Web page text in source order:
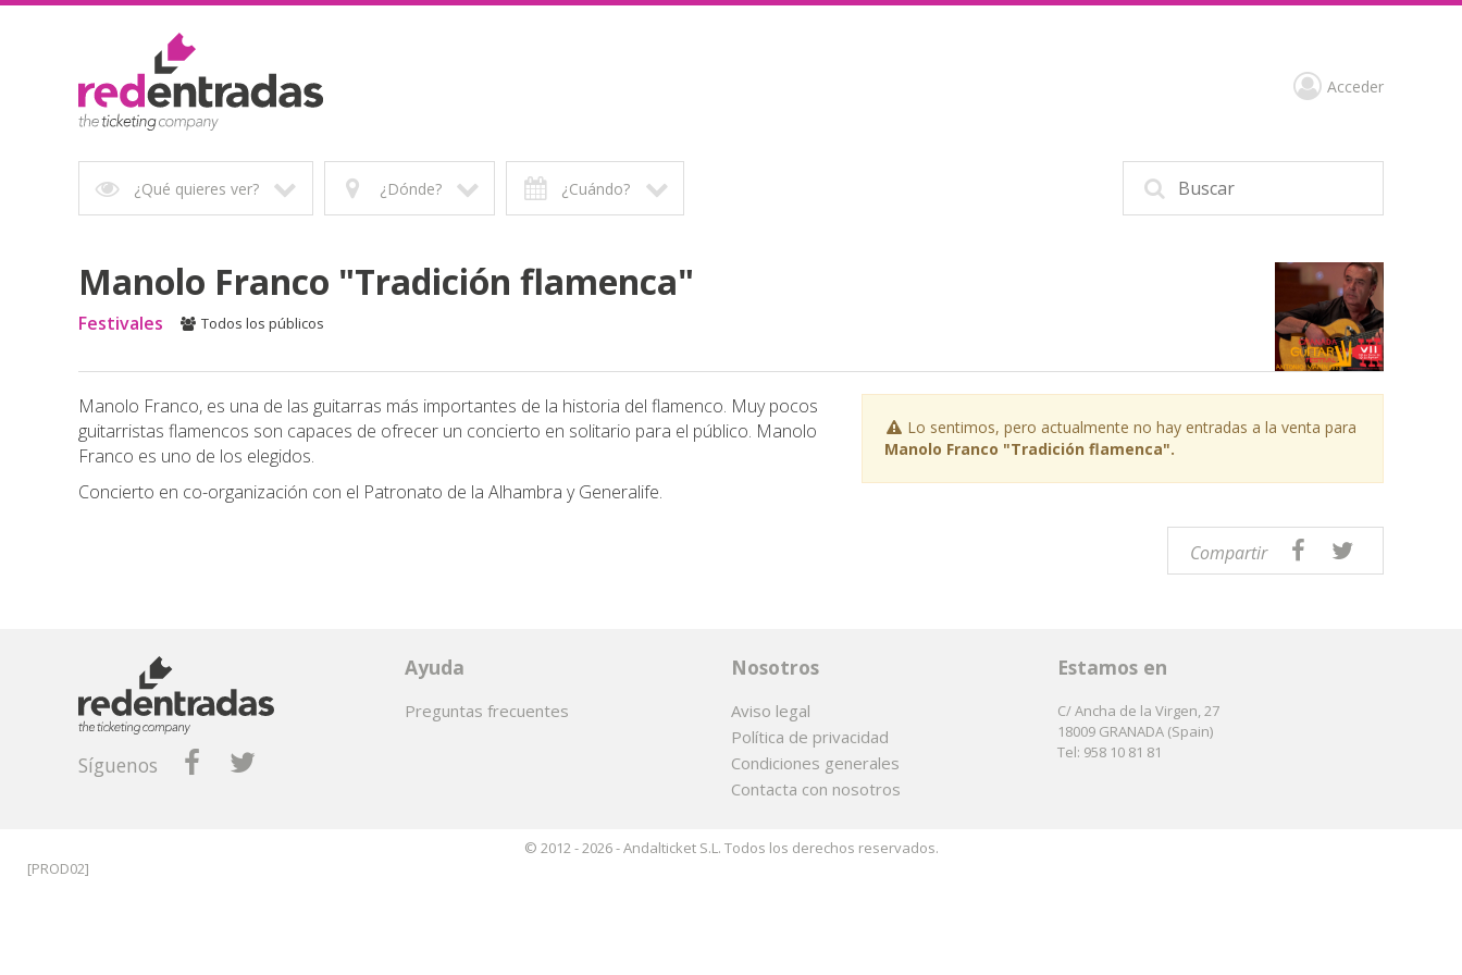
Acceder
¿Qué quieres ver? ¿Dónde? ¿Cuándo?
Manolo Franco "Tradición flamenca"
Festivales Todos los públicos
Manolo Franco, es una de las guitarras más importantes de la historia del flamenco. Muy pocos
guitarristas flamencos son capaces de ofrecer un concierto en solitario para el público. Manolo
Franco es uno de los elegidos.
Concierto en co-organización con el Patronato de la Alhambra y Generalife.
Lo sentimos, pero actualmente no hay entradas a la venta para
Manolo Franco "Tradición flamenca".
Compartir
Síguenos
Ayuda
Preguntas frecuentes
Nosotros
Aviso legal
Política de privacidad
Condiciones generales
Contacta con nosotros
Estamos en
C/ Ancha de la Virgen, 27
18009 GRANADA (Spain)
Tel: 958 10 81 81
© 2012 - 2026 - Andalticket S.L. Todos los derechos reservados.
[PROD02]